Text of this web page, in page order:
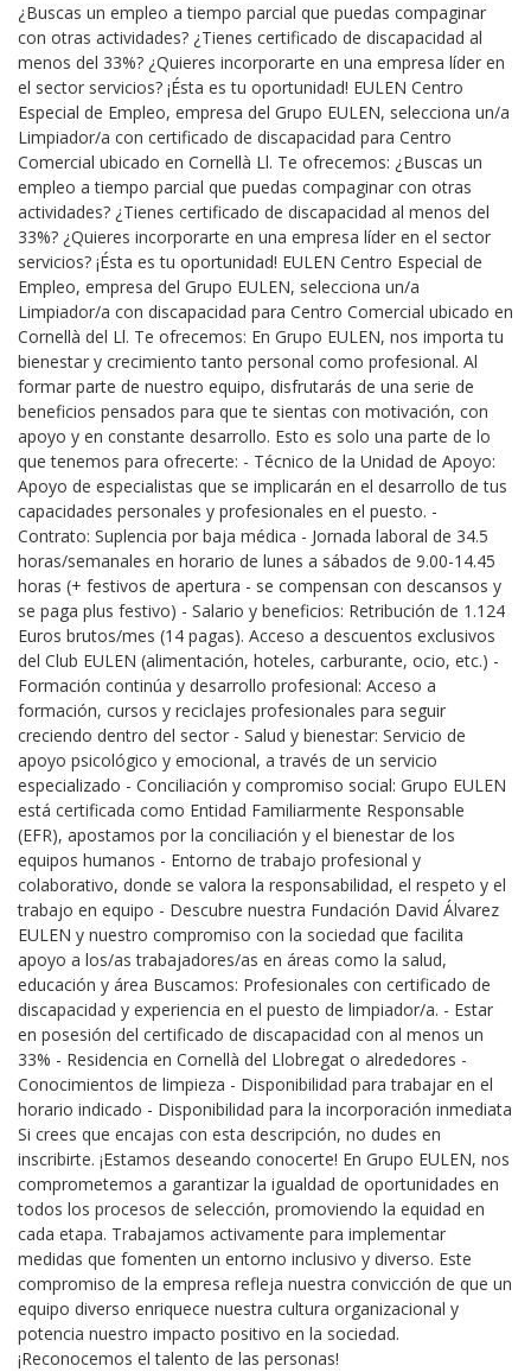
¿Buscas un empleo a tiempo parcial que puedas compaginar
con otras actividades? ¿Tienes certificado de discapacidad al
menos del 33%? ¿Quieres incorporarte en una empresa líder en
el sector servicios? ¡Ésta es tu oportunidad! EULEN Centro
Especial de Empleo, empresa del Grupo EULEN, selecciona un/a
Limpiador/a con certificado de discapacidad para Centro
Comercial ubicado en Cornellà Ll. Te ofrecemos: ¿Buscas un
empleo a tiempo parcial que puedas compaginar con otras
actividades? ¿Tienes certificado de discapacidad al menos del
33%? ¿Quieres incorporarte en una empresa líder en el sector
servicios? ¡Ésta es tu oportunidad! EULEN Centro Especial de
Empleo, empresa del Grupo EULEN, selecciona un/a
Limpiador/a con discapacidad para Centro Comercial ubicado en
Cornellà del Ll. Te ofrecemos: En Grupo EULEN, nos importa tu
bienestar y crecimiento tanto personal como profesional. Al
formar parte de nuestro equipo, disfrutarás de una serie de
beneficios pensados para que te sientas con motivación, con
apoyo y en constante desarrollo. Esto es solo una parte de lo
que tenemos para ofrecerte: - Técnico de la Unidad de Apoyo:
Apoyo de especialistas que se implicarán en el desarrollo de tus
capacidades personales y profesionales en el puesto. -
Contrato: Suplencia por baja médica - Jornada laboral de 34.5
horas/semanales en horario de lunes a sábados de 9.00-14.45
horas (+ festivos de apertura - se compensan con descansos y
se paga plus festivo) - Salario y beneficios: Retribución de 1.124
Euros brutos/mes (14 pagas). Acceso a descuentos exclusivos
del Club EULEN (alimentación, hoteles, carburante, ocio, etc.) -
Formación continúa y desarrollo profesional: Acceso a
formación, cursos y reciclajes profesionales para seguir
creciendo dentro del sector - Salud y bienestar: Servicio de
apoyo psicológico y emocional, a través de un servicio
especializado - Conciliación y compromiso social: Grupo EULEN
está certificada como Entidad Familiarmente Responsable
(EFR), apostamos por la conciliación y el bienestar de los
equipos humanos - Entorno de trabajo profesional y
colaborativo, donde se valora la responsabilidad, el respeto y el
trabajo en equipo - Descubre nuestra Fundación David Álvarez
EULEN y nuestro compromiso con la sociedad que facilita
apoyo a los/as trabajadores/as en áreas como la salud,
educación y área Buscamos: Profesionales con certificado de
discapacidad y experiencia en el puesto de limpiador/a. - Estar
en posesión del certificado de discapacidad con al menos un
33% - Residencia en Cornellà del Llobregat o alrededores -
Conocimientos de limpieza - Disponibilidad para trabajar en el
horario indicado - Disponibilidad para la incorporación inmediata
Si crees que encajas con esta descripción, no dudes en
inscribirte. ¡Estamos deseando conocerte! En Grupo EULEN, nos
comprometemos a garantizar la igualdad de oportunidades en
todos los procesos de selección, promoviendo la equidad en
cada etapa. Trabajamos activamente para implementar
medidas que fomenten un entorno inclusivo y diverso. Este
compromiso de la empresa refleja nuestra convicción de que un
equipo diverso enriquece nuestra cultura organizacional y
potencia nuestro impacto positivo en la sociedad.
¡Reconocemos el talento de las personas!